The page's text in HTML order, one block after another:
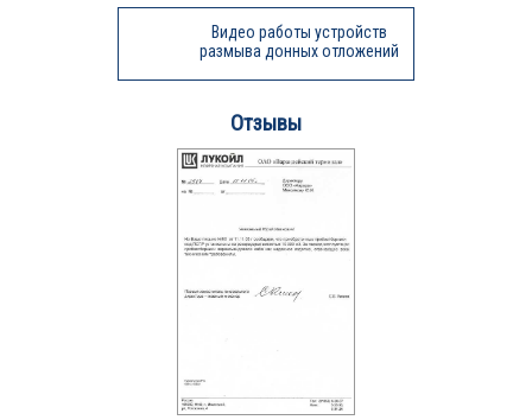
Видео работы устройств
размыва донных отложений
Отзывы